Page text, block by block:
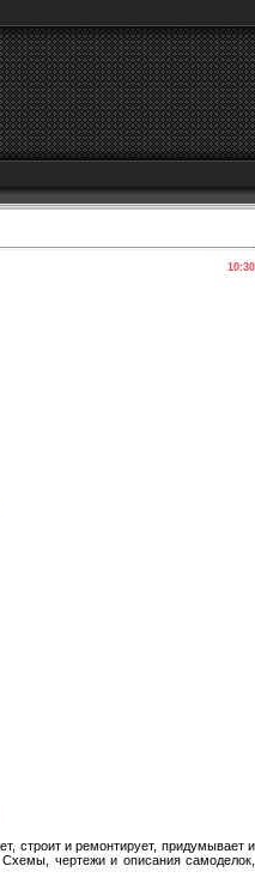
10:30
строит и ремонтирует, придумывает и
чертежи и описания самоделок,